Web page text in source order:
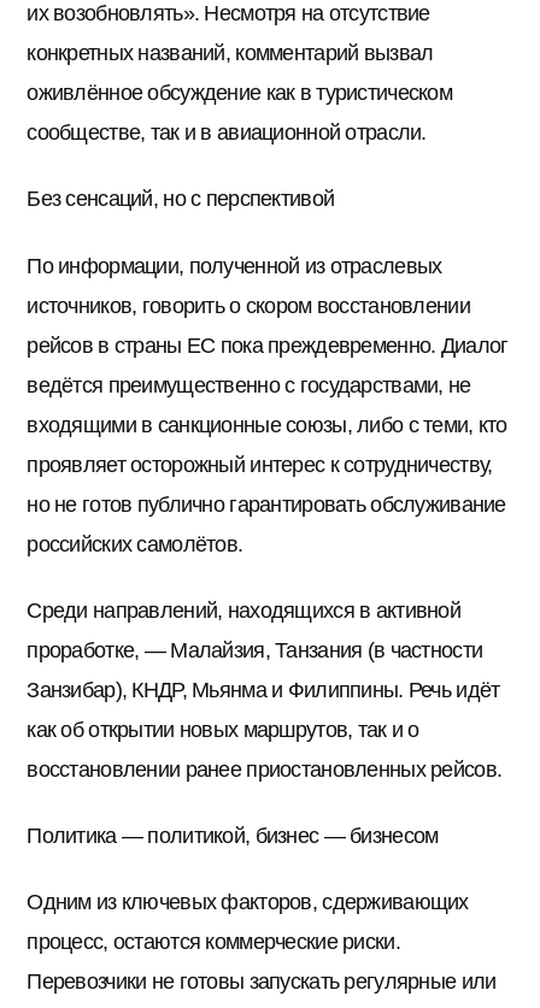
их возобновлять». Несмотря на отсутствие
конкретных названий, комментарий вызвал
оживлённое обсуждение как в туристическом
сообществе, так и в авиационной отрасли.
Без сенсаций, но с перспективой
По информации, полученной из отраслевых
источников, говорить о скором восстановлении
рейсов в страны ЕС пока преждевременно. Диалог
ведётся преимущественно с государствами, не
входящими в санкционные союзы, либо с теми, кто
проявляет осторожный интерес к сотрудничеству,
но не готов публично гарантировать обслуживание
российских самолётов.
Среди направлений, находящихся в активной
проработке, — Малайзия, Танзания (в частности
Занзибар), КНДР, Мьянма и Филиппины. Речь идёт
как об открытии новых маршрутов, так и о
восстановлении ранее приостановленных рейсов.
Политика — политикой, бизнес — бизнесом
Одним из ключевых факторов, сдерживающих
процесс, остаются коммерческие риски.
Перевозчики не готовы запускать регулярные или